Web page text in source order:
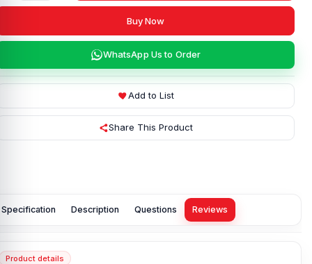
Buy Now
WhatsApp Us to Order
Add to List
Share This Product
Specification Description Questions Reviews
Product details